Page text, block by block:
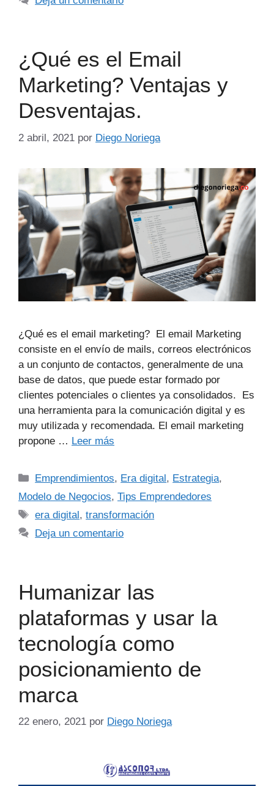
¿Qué es el Email
Marketing? Ventajas y
Desventajas.
2 abril, 2021 por Diego Noriega
¿Qué es el email marketing? El email Marketing
consiste en el envío de mails, correos electrónicos
a un conjunto de contactos, generalmente de una
base de datos, que puede estar formado por
clientes potenciales o clientes ya consolidados. Es
una herramienta para la comunicación digital y es
muy utilizada y recomendada. El email marketing
propone … Leer más
Emprendimientos, Era digital, Estrategia,
Modelo de Negocios, Tips Emprendedores
era digital,transformación
Deja un comentario
Humanizar las
plataformas y usar la
tecnología como
posicionamiento de
marca
22 enero, 2021 por Diego Noriega